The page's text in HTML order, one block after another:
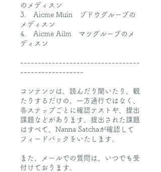
のメディスン
3. Aicme Muin ブドウグループの
メディスン
4. Aicme Ailm マツグループのメ
ディスン
----------------------------------
------------------
コンテンツは、読んだり聞いたり、観
たりするだけの​、一方通行ではなく、
各ステップごとに確認テストや、提出
課題などがあります。提出された課題
はすべて、Nanna Satchaが確認して
フィードバックをいたします。
また、メールでの質問は、いつでも受
付けております。